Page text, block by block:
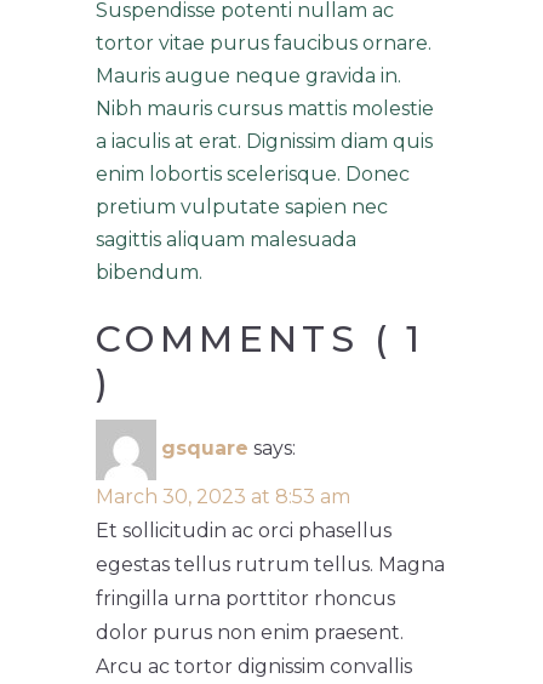
Suspendisse potenti nullam ac
tortor vitae purus faucibus ornare.
Mauris augue neque gravida in.
Nibh mauris cursus mattis molestie
a iaculis at erat. Dignissim diam quis
enim lobortis scelerisque. Donec
pretium vulputate sapien nec
sagittis aliquam malesuada
bibendum.
COMMENTS ( 1
)
gsquare says:
March 30, 2023 at 8:53 am
Et sollicitudin ac orci phasellus
egestas tellus rutrum tellus. Magna
fringilla urna porttitor rhoncus
dolor purus non enim praesent.
Arcu ac tortor dignissim convallis